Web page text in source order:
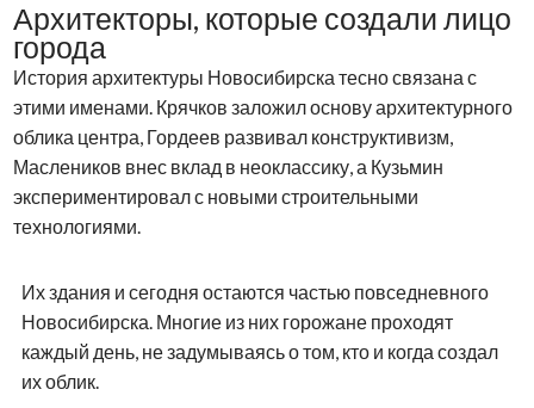
Архитекторы, которые создали лицо
города
История архитектуры Новосибирска тесно связана с
этими именами. Крячков заложил основу архитектурного
облика центра, Гордеев развивал конструктивизм,
Маслеников внес вклад в неоклассику, а Кузьмин
экспериментировал с новыми строительными
технологиями.
Их здания и сегодня остаются частью повседневного
Новосибирска. Многие из них горожане проходят
каждый день, не задумываясь о том, кто и когда создал
их облик.